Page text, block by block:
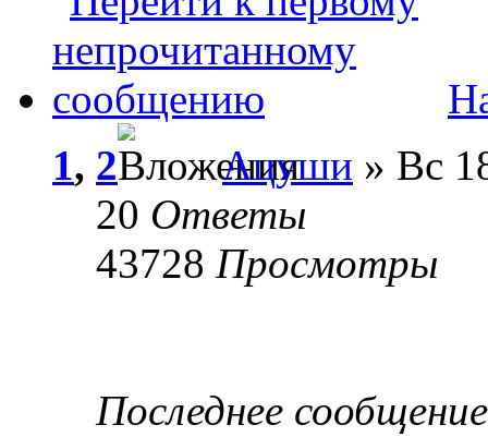
1, 2 Ацуши » Вс
20 Ответы
43728 Просмотры
Последнее